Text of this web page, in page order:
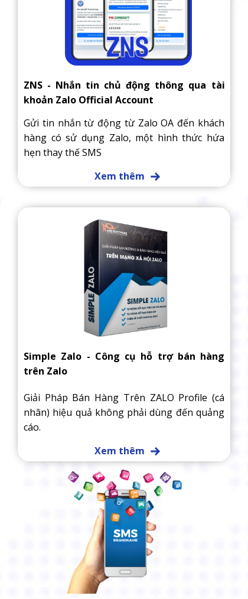
Xem thêm
Gửi tin nhắn từ động từ Zalo OA đến khách
hàng có sử dụng Zalo, một hình thức hứa
hẹn thay thế SMS
ZNS - Nhắn tin chủ động thông qua tài
khoản Zalo Official Account
Xem thêm
Giải Pháp Bán Hàng Trên ZALO Profile (cá
nhân) hiệu quả không phải dùng đến quảng
cáo.
Simple Zalo - Công cụ hỗ trợ bán hàng
trên Zalo